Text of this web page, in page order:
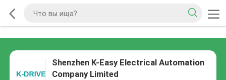
Shenzhen K-Easy Electrical Automation
Company Limited